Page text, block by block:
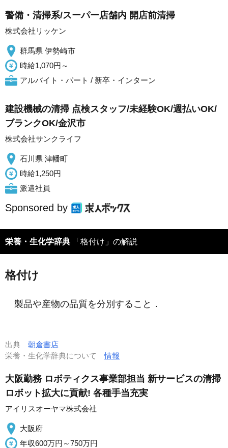
警備・清掃系/スーパー店舗内 開店前清掃
株式会社リッケン
群馬県 伊勢崎市
時給1,070円～
アルバイト・パート / 新卒・インターン
建設機械の清掃 点検スタッフ/未経験OK/週払いOK/
ブランクOK/金沢市
株式会社サンクライフ
石川県 津幡町
時給1,250円
派遣社員
Sponsored by
栄養・生化学辞典 「格付け」の解説
格付け
製品や産物の品質を分別すること．
出典 朝倉書店
栄養・生化学辞典について情報
大阪勤務 ロボティクス事業部担当 新サービスの清掃
ロボット拡大に貢献! 各種手当充実
アイリスオーヤマ株式会社
大阪府
年収600万円～750万円